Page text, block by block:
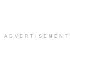
ADVERTISEMENT